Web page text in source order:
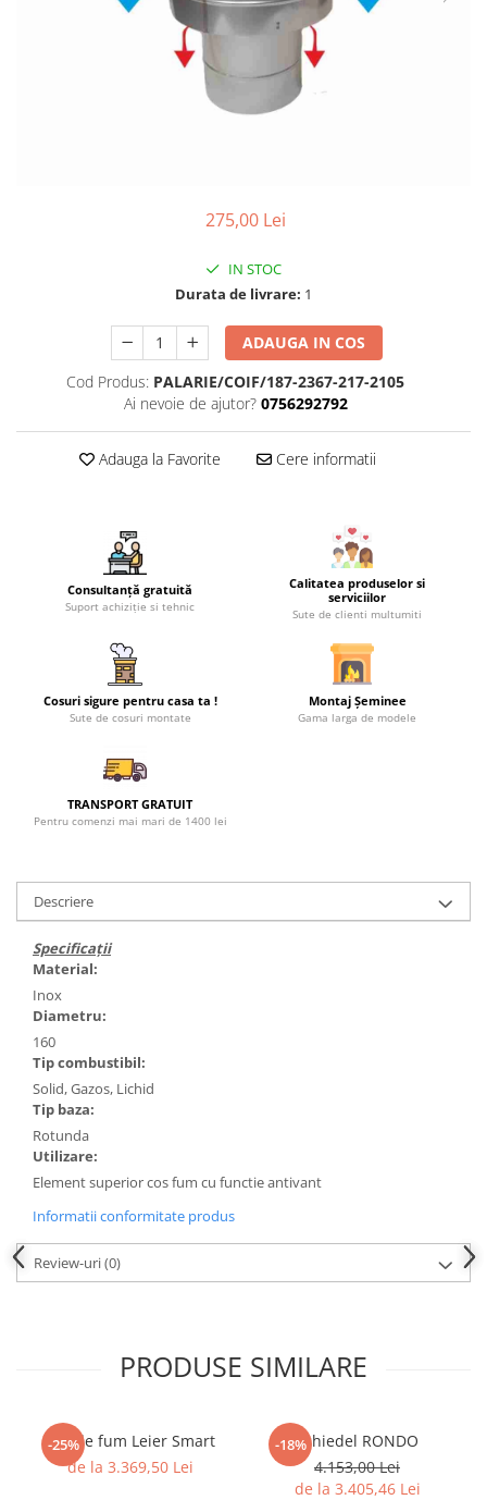
SOBE DE GĂTIT PE LEMNE
Coș de fum SMART
COSURI DE FUM CERAMICE KAMIN
275,00 Lei
IN STOC
Durata de livrare: 1
ADAUGA IN COS
Cod Produs: PALARIE/COIF/187-2367-217-2105
Ai nevoie de ajutor? 0756292792
Adauga la Favorite Cere informatii
Consultanță gratuită
Suport achiziție si tehnic
Calitatea produselor si
serviciilor
Sute de clienti multumiti
Cosuri sigure pentru casa ta !
Sute de cosuri montate
Montaj Șeminee
Gama larga de modele
TRANSPORT GRATUIT
Pentru comenzi mai mari de 1400 lei
Descriere
Specificații
Material:
Inox
Diametru:
160
Tip combustibil:
Solid, Gazos, Lichid
Tip baza:
Rotunda
Utilizare:
Element superior cos fum cu functie antivant
Informatii conformitate produs
Review-uri(0)
PRODUSE SIMILARE
-25%
Cos de fum Leier Smart
de la 3.369,50 Lei
-18%Schiedel RONDO
4.153,00 Lei
de la 3.405,46 Lei